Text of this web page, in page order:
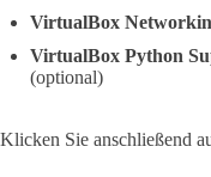
VirtualBox
VirtualBox Python
(optional)
Klicken Sie anschließend